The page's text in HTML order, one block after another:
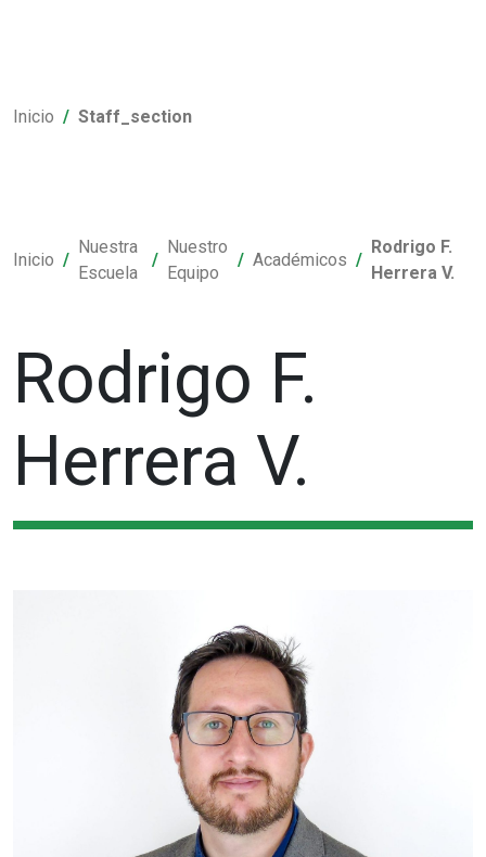
Inicio Staff_section
Inicio
Nuestra
Escuela
Nuestro
Equipo
Académicos
Rodrigo F.
Herrera V.
Rodrigo F.
Herrera V.